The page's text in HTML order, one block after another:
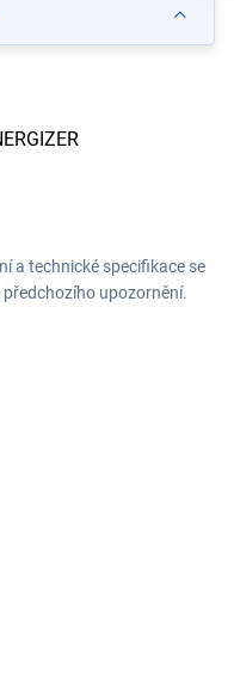
a technické specifikace se
upozornění.